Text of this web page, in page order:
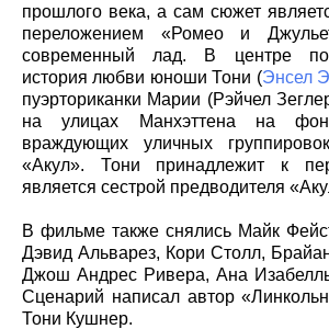
прошлого века, а сам сюжет
переложением «Ромео и
современный лад. В центре
история любви юноши Тони (Энсел
пуэрториканки Марии (Рэйчел
на улицах Манхэттена на
враждующих уличных
«Акул». Тони принадлежит к
является сестрой предводителя
В фильме также снялись Майк
Дэвид Альварез, Кори Столл,
Джош Андрес Ривера, Ана
Сценарий написал автор
Тони Кушнер.